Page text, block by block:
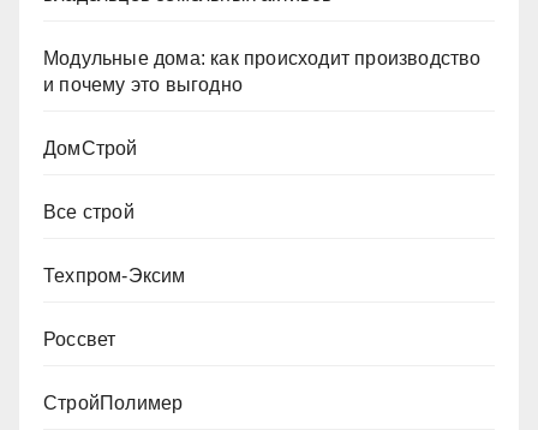
Модульные дома: как происходит производство
и почему это выгодно
ДомСтрой
Все строй
Техпром-Эксим
Россвет
СтройПолимер